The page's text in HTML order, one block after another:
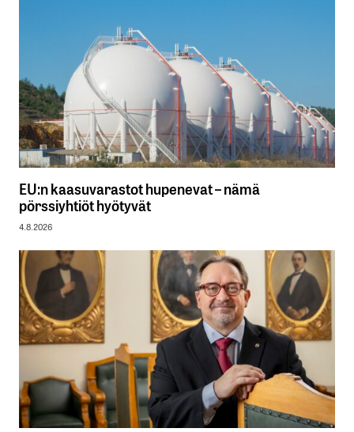
EU:n kaasuvarastot hupenevat – nämä
pörssiyhtiöt hyötyvät
4.8.2026